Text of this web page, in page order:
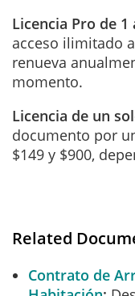
Licencia Pro de 1
acceso ilimitado
renueva
momento.
Licencia de un
documento por
$149 y $900,
Related
Contrato de